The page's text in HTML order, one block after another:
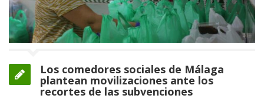
Los comedores sociales de Málaga
plantean movilizaciones ante los
recortes de las subvenciones